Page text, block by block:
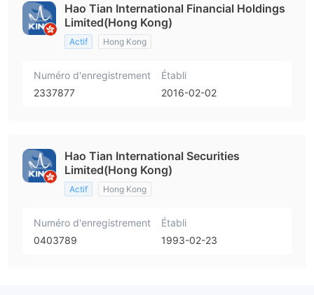
Hao Tian International Financial Holdings
Limited(Hong Kong)
Actif Hong Kong
Numéro d'enregistrement
2337877
Établi
2016-02-02
Hao Tian International Securities
Limited(Hong Kong)
Actif Hong Kong
Numéro d'enregistrement
0403789
Établi
1993-02-23